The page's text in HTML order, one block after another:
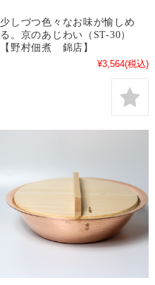
少しづつ色々なお味が愉しめ
る。京のあじわい（ST-30）
【野村佃煮 錦店】
¥3,564(税込)